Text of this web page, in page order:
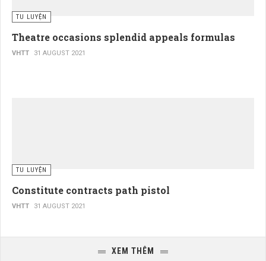
TU LUYỆN
Theatre occasions splendid appeals formulas
VHTT 31 AUGUST 2021
TU LUYỆN
Constitute contracts path pistol
VHTT 31 AUGUST 2021
XEM THÊM